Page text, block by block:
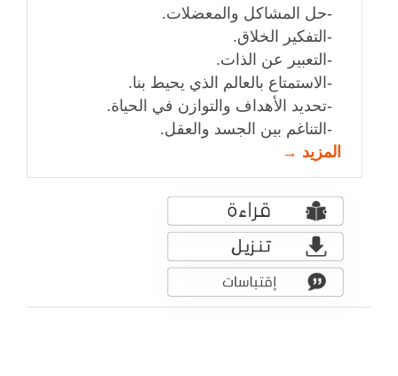
-حل المشاكل والمعضلات.
-التفكير الخلاق.
-التعبير عن الذات.
-الاستمتاع بالعالم الذي يحيط بنا.
-تحديد الأهداف والتوازن في الحياة.
-التناغم بين الجسد والعقل.
المزيد →